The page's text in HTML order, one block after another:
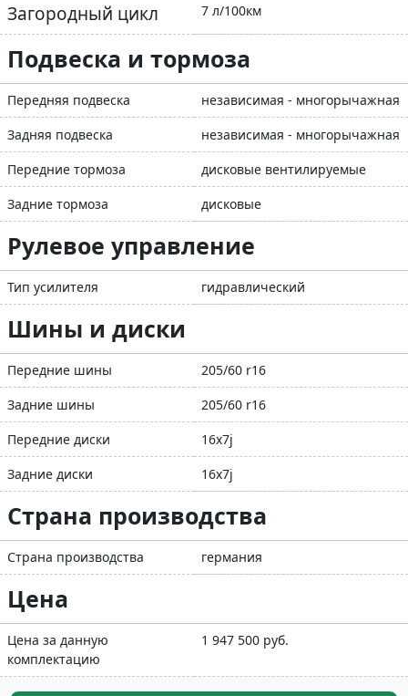
Загородный цикл 7 л/100км
Подвеска и тормоза
Передняя подвеска
независимая - многорычажная
Задняя подвеска
независимая - многорычажная
Передние тормоза
дисковые вентилируемые
Задние тормоза
дисковые
Рулевое управление
Тип усилителя гидравлический
Шины и диски
Передние шины
205/60 r16
Задние шины
205/60 r16
Передние диски
16x7j
Задние диски
16x7j
Страна производства
Страна производства германия
Цена
Цена за данную
комплектацию
1 947 500 руб.